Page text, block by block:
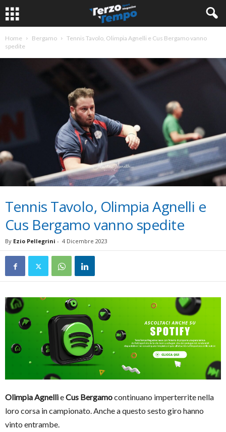
Home Bergamo
Tennis Tavolo, Olimpia Agnelli e Cus Bergamo vanno
spedite
Tennis Tavolo, Olimpia Agnelli e
Cus Bergamo vanno spedite
By Ezio Pellegrini - 4 Dicembre 2023
Olimpia AgnellieCus Bergamocontinuano imperterrite nella
loro corsa in campionato. Anche a questo sesto giro hanno
vinto entrambe.